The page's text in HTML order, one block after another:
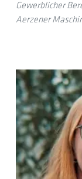
Gewerblicher
Aerzener